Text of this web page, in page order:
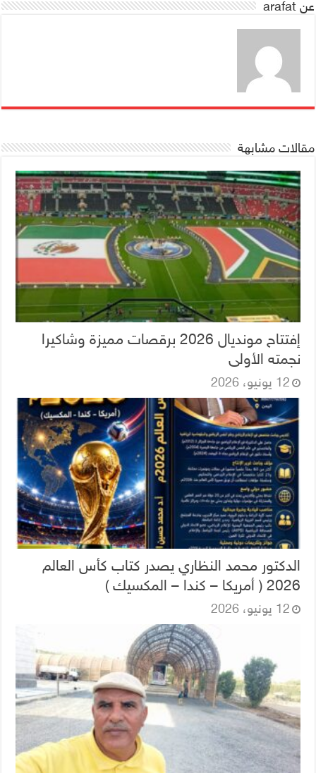
عن arafat
مقالات مشابهة
إفتتاح مونديال 2026 برقصات مميزة وشاكيرا
نجمته الأولى
12 يونيو، 2026
الدكتور محمد النظاري يصدر كتاب كأس العالم
2026 ( أمريكا – كندا – المكسيك )
12 يونيو، 2026